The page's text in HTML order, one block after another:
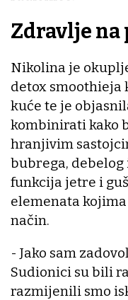
Zdravlje
Nikolina je
detox smoothieja
kuće te je
kombinirati kako
hranjivim
bubrega,
funkcija jetre i
elemenata
način.
- Jako sam
Sudionici su bili
razmijenili smo